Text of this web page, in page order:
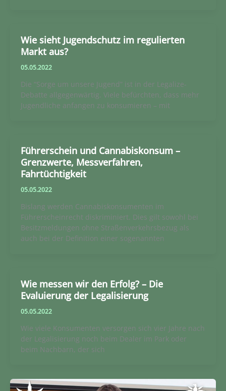
Wie sieht Jugendschutz im regulierten
Markt aus?
05.05.2022
Die “Sorge um unsere Jugend” ist in der Legalize-
Debatte allgegenwärtig. Viele befürchten, dass mehr
Jugendliche anfangen zu konsumieren – mit
Führerschein und Cannabiskonsum –
Grenzwerte, Messverfahren,
Fahrtüchtigkeit
05.05.2022
Bislang werden Cannabiskonsumenten im
Führerscheinrecht diskriminiert. Dies gilt sowohl bei
Besitzmeldungen ohne Straßenverkehrsbezug als
auch bei der Definition einer sogenannten
Wie messen wir den Erfolg? – Die
Evaluierung der Legalisierung
05.05.2022
Wie viele Konsumenten versorgen sich vier Jahre nach
der Legalisierung noch beim Dealer im Park oder
beim Nachbarn, der sich